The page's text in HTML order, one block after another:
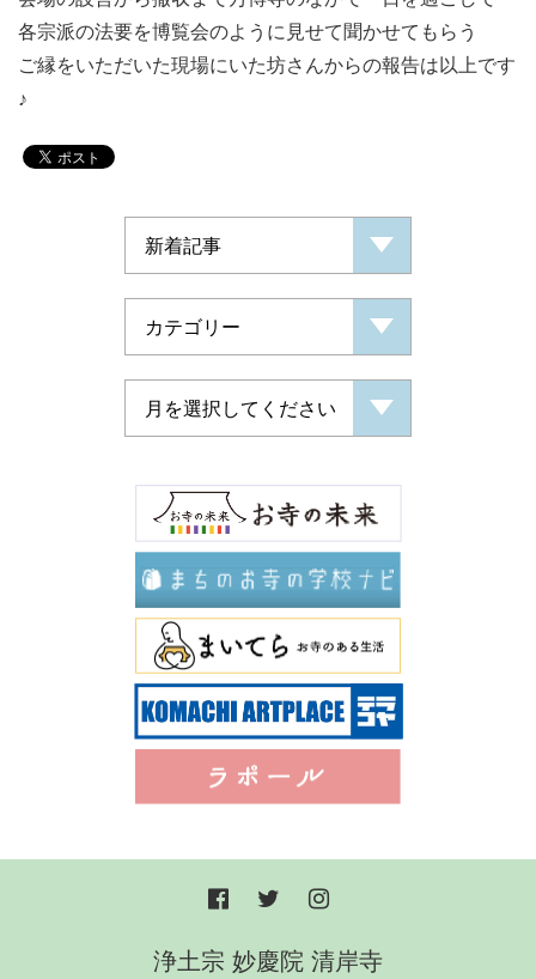
各宗派の法要を博覧会のように見せて聞かせてもらう
ご縁をいただいた現場にいた坊さんからの報告は以上です
♪
浄土宗 妙慶院 清岸寺